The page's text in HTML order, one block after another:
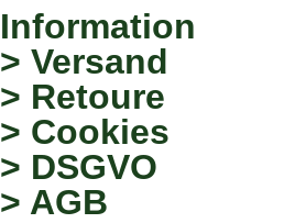
Information
> Versand
> Retoure
> Cookies
> DSGVO
> AGB